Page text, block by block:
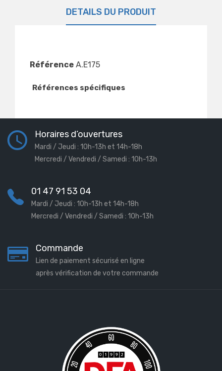
DÉTAILS DU PRODUIT
Référence A.E175
Références spécifiques
Horaires d’ouvertures
Mardi / Jeudi : 10h-13h et 14h-18h
Mercredi / Vendredi / Samedi : 10h-13h
01 47 91 53 04
Mardi / Jeudi : 10h-13h et 14h-18h
Mercredi / Vendredi / Samedi : 10h-13h
Commande
Lien de paiement sécurisé en ligne
après vérification de votre commande